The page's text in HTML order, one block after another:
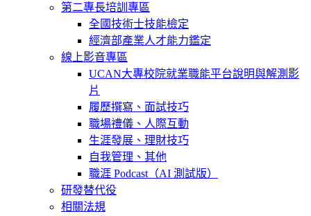
第二專長培訓專區
全國技術士技能檢定
經濟部產業人才能力鑑定
線上影音專區
UCAN大專校院就業職能平台說明與解測影
片
履歷撰寫、面試技巧
職場禮儀、人際互動
生涯發展、理財技巧
自我管理、其他
職涯 Podcast（AI 測試版）
研發替代役
相關法規